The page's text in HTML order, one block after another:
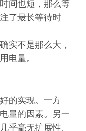
间也短，那么等
了最长等待时
实不是那么大，
电量。
的实现。一方
量的因素。另一
乎毫无扩展性。